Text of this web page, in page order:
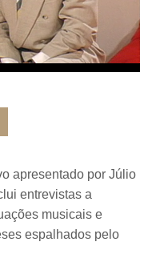
apresentado por Júlio
entrevistas a
musicais e
espalhados pelo